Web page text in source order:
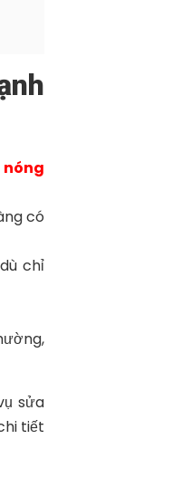
có
chỉ
sửa
tiết